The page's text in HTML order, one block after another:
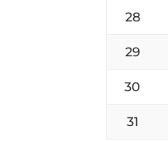
28
29
30
31